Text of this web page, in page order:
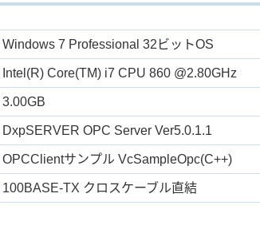
Windows 7 Professional 32ビットOS
Intel(R) Core(TM) i7 CPU 860 @2.80GHz
3.00GB
DxpSERVER OPC Server Ver5.0.1.1
OPCClientサンプル VcSampleOpc(C++)
100BASE-TX クロスケーブル直結